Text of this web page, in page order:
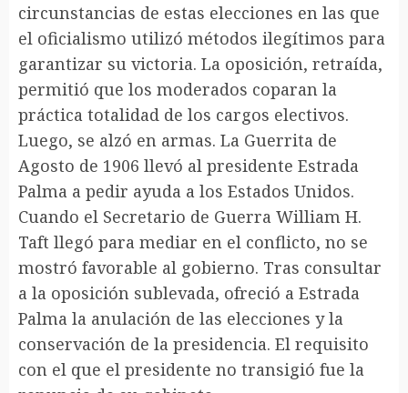
circunstancias de estas elecciones en las que
el oficialismo utilizó métodos ilegítimos para
garantizar su victoria. La oposición, retraída,
permitió que los moderados coparan la
práctica totalidad de los cargos electivos.
Luego, se alzó en armas. La Guerrita de
Agosto de 1906 llevó al presidente Estrada
Palma a pedir ayuda a los Estados Unidos.
Cuando el Secretario de Guerra William H.
Taft llegó para mediar en el conflicto, no se
mostró favorable al gobierno. Tras consultar
a la oposición sublevada, ofreció a Estrada
Palma la anulación de las elecciones y la
conservación de la presidencia. El requisito
con el que el presidente no transigió fue la